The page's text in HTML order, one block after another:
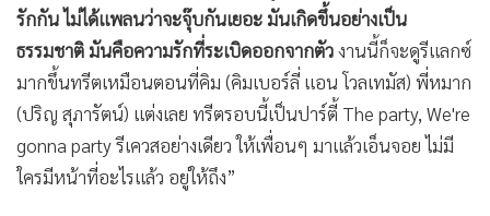
รักกัน ไม่ได้แพลนว่าจะจุ๊บกันเยอะ มันเกิดขึ้นอย่างเป็น
ธรรมชาติ มันคือความรักที่ระเบิดออกจากตัวงานนี้ก็จะดูรีแลกซ์
มากขึ้นทรีตเหมือนตอนที่คิม (คิมเบอร์ลี่ แอน โวลเทมัส) พี่หมาก
(ปริญ สุภารัตน์) แต่งเลย ทรีตรอบนี้เป็นปาร์ตี้ The party, We're
gonna party รีเควสอย่างเดียว ให้เพื่อนๆ มาแล้วเอ็นจอย ไม่มี
ใครมีหน้าที่อะไรแล้ว อยู่ให้ถึง”